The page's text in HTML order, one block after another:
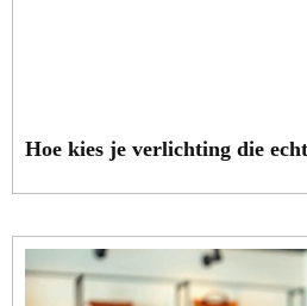
Hoe kies je verlichting die